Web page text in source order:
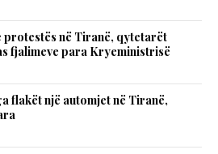
protestës në Tiranë, qytetarët
fjalimeve para Kryeministrisë
flakët një automjet në Tiranë,